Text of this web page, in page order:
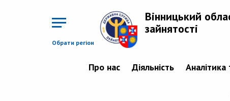
Обрати регіон
Вінницький
зайнятості
Про нас Діяльність Аналітика